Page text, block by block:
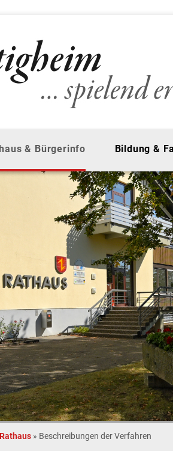
& Bürgerinfo Bildung &
Rathaus » Beschreibungen der Verfahren